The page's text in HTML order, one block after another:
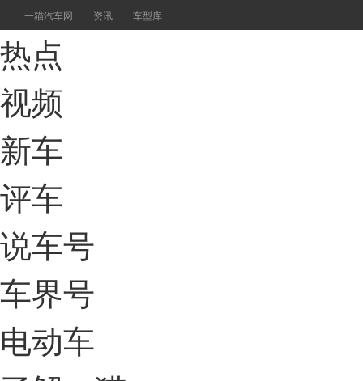
一猫汽车网 资讯 车型库
热点
视频
新车
评车
说车号
车界号
电动车